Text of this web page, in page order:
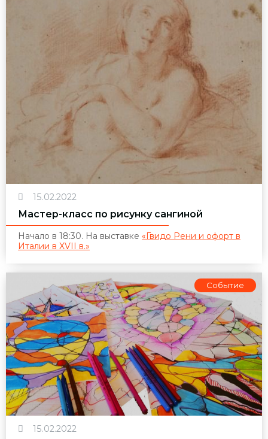
15.02.2022
Мастер-класс по рисунку сангиной
Начало в 18:30. На выставке «Гвидо Рени и офорт в
Италии в XVII в.»
Событие
15.02.2022